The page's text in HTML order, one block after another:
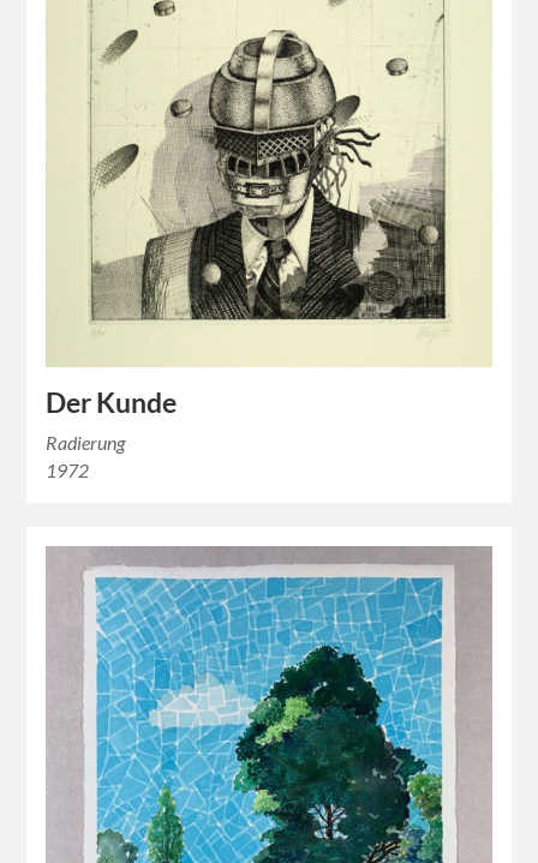
Der Kunde
Radierung
1972